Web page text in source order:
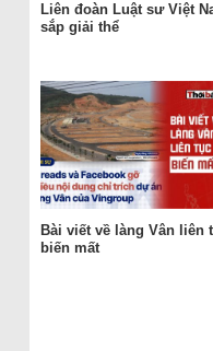
Liên đoàn Luật sư Việt
sắp giải thể
Bài viết về làng Vân liên
biến mất